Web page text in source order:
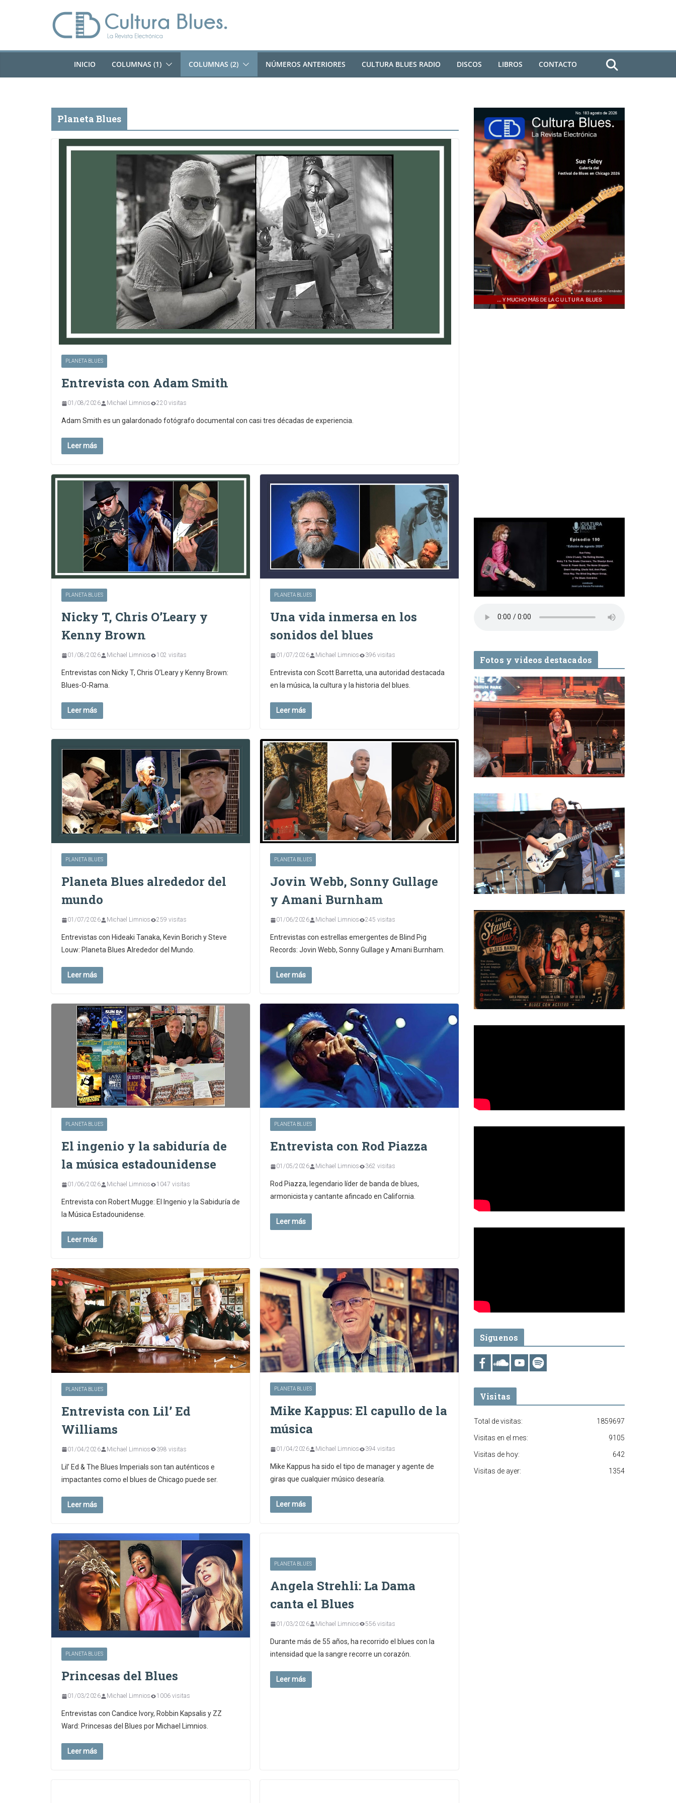
INICIO COLUMNAS (1) COLUMNAS (2) NÚMEROS ANTERIORES CULTURA BLUES RADIO DISCOS LIBROS CONTACTO
Planeta Blues
PLANETA BLUES
Entrevista con Adam Smith
01/08/2026 Michael Limnios 220 visitas
Adam Smith es un galardonado fotógrafo documental con casi tres décadas de experiencia.
Leer más
PLANETA BLUES
Nicky T, Chris O’Leary y
Kenny Brown
01/08/2026 Michael Limnios 102 visitas
Entrevistas con Nicky T, Chris O’Leary y Kenny Brown:
Blues-O-Rama.
Leer más
PLANETA BLUES
Una vida inmersa en los
sonidos del blues
01/07/2026 Michael Limnios 396 visitas
Entrevista con Scott Barretta, una autoridad destacada
en la música, la cultura y la historia del blues.
Leer más
PLANETA BLUES
Planeta Blues alrededor del
mundo
01/07/2026 Michael Limnios 259 visitas
Entrevistas con Hideaki Tanaka, Kevin Borich y Steve
Louw: Planeta Blues Alrededor del Mundo.
Leer más
PLANETA BLUES
Jovin Webb, Sonny Gullage
y Amani Burnham
01/06/2026 Michael Limnios 245 visitas
Entrevistas con estrellas emergentes de Blind Pig
Records: Jovin Webb, Sonny Gullage y Amani Burnham.
Leer más
PLANETA BLUES
El ingenio y la sabiduría de
la música estadounidense
01/06/2026 Michael Limnios 1047 visitas
Entrevista con Robert Mugge: El Ingenio y la Sabiduría de
la Música Estadounidense.
Leer más
PLANETA BLUES
Entrevista con Rod Piazza
01/05/2026 Michael Limnios 362 visitas
Rod Piazza, legendario líder de banda de blues,
armonicista y cantante afincado en California.
Leer más
PLANETA BLUES
Entrevista con Lil’ Ed
Williams
01/04/2026 Michael Limnios 398 visitas
Lil’ Ed & The Blues Imperials son tan auténticos e
impactantes como el blues de Chicago puede ser.
Leer más
PLANETA BLUES
Mike Kappus: El capullo de la
música
01/04/2026 Michael Limnios 394 visitas
Mike Kappus ha sido el tipo de manager y agente de
giras que cualquier músico desearía.
Leer más
PLANETA BLUES
Princesas del Blues
01/03/2026 Michael Limnios 1006 visitas
Entrevistas con Candice Ivory, Robbin Kapsalis y ZZ
Ward: Princesas del Blues por Michael Limnios.
Leer más
PLANETA BLUES
Angela Strehli: La Dama
canta el Blues
01/03/2026 Michael Limnios 556 visitas
Durante más de 55 años, ha recorrido el blues con la
intensidad que la sangre recorre un corazón.
Leer más
Fotos y videos destacados
Síguenos
Visitas
1859697
Total de visitas:
9105
Visitas en el mes:
642
Visitas de hoy:
1354
Visitas de ayer: